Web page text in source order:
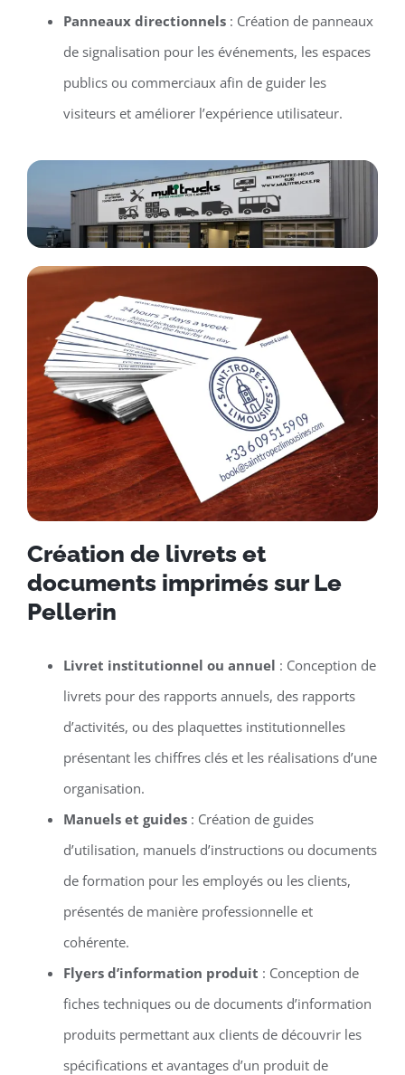
Panneaux directionnels: Création de panneaux
de signalisation pour les événements, les espaces
publics ou commerciaux afin de guider les
visiteurs et améliorer l’expérience utilisateur.
Création de livrets et
documents imprimés sur Le
Pellerin
Livret institutionnel ou annuel : Conception de
livrets pour des rapports annuels, des rapports
d’activités, ou des plaquettes institutionnelles
présentant les chiffres clés et les réalisations d’une
organisation.
Manuels et guides: Création de guides
d’utilisation, manuels d’instructions ou documents
de formation pour les employés ou les clients,
présentés de manière professionnelle et
cohérente.
Flyers d’information produit : Conception de
fiches techniques ou de documents d’information
produits permettant aux clients de découvrir les
spécifications et avantages d’un produit de